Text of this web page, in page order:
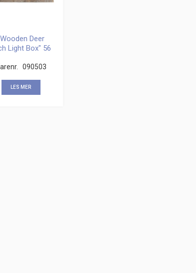
Deer
Light Box" 56
090503
LES MER